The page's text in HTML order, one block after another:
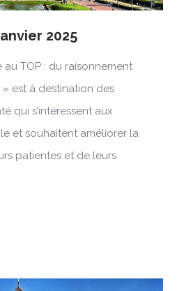
2025
TOP : du raisonnement
est à destination des
qui s’intéressent aux
et souhaitent améliorer la
patientes et de leurs